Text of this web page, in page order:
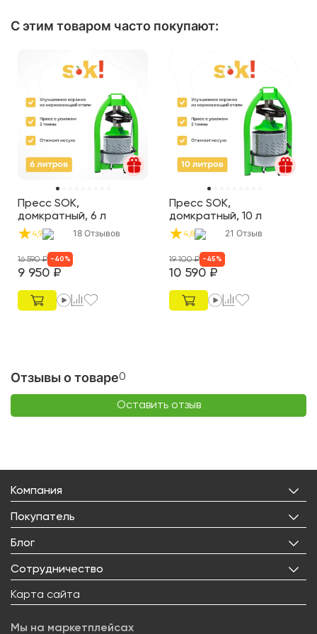
С этим товаром часто покупают:
Пресс SOK,
домкратный, 6 л
4,9 18 Отзывов
9 950 ₽
16 590₽ - 40 %
Пресс SOK,
домкратный, 10 л
4,8 21 Отзыв
10 590 ₽
19 100₽ - 45 %
Отзывы о товаре0
Оставить отзыв
Компания
О нас
Лицензии
Реквизиты
Правовая информация
Контакты
Покупатель
Личный кабинет
Избранное
Доставка
Возврат товара
Блог
Все статьи
О товарах
Сотрудничество
Оптовым покупателям
Арендодателям
Карта сайта
Мы на маркетплейсах